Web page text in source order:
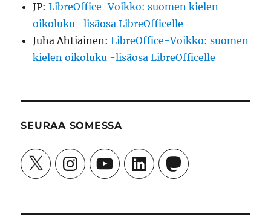
JP:LibreOffice-Voikko: suomen kielen
oikoluku -lisäosa LibreOfficelle
Juha Ahtiainen:LibreOffice-Voikko: suomen
kielen oikoluku -lisäosa LibreOfficelle
SEURAA SOMESSA
X InstagramYouTubeLinkedInMastodon